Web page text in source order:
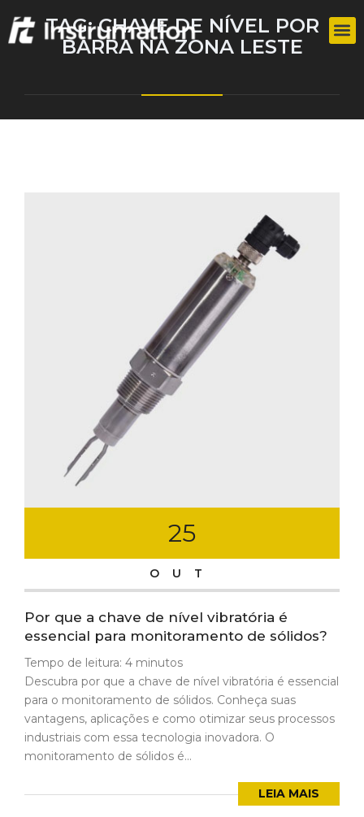
TAG:CHAVE DE NÍVEL POR
BARRA NA ZONA LESTE
25
OUT
Por que a chave de nível vibratória é
essencial para monitoramento de sólidos?
Tempo de leitura: 4 minutos
Descubra por que a chave de nível vibratória é essencial
para o monitoramento de sólidos. Conheça suas
vantagens, aplicações e como otimizar seus processos
industriais com essa tecnologia inovadora. O
monitoramento de sólidos é...
LEIA MAIS